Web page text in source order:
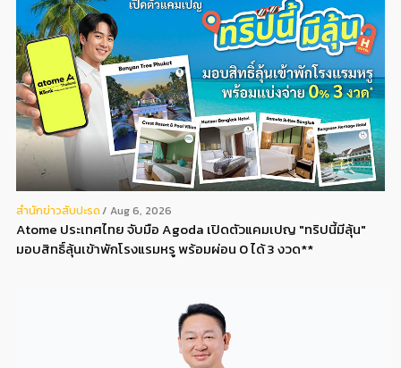
สํานักข่าวสับปะรด Aug 6, 2026
Atome ประเทศไทย จับมือ Agoda เปิดตัวแคมเปญ "ทริปนี้มีลุ้น"
มอบสิทธิ์ลุ้นเข้าพักโรงแรมหรู พร้อมผ่อน 0 ได้ 3 งวด**